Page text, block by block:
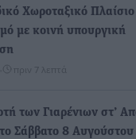
Χωροταξικό Πλαίσιο
με κοινή υπουργική
πριν 7 λεπτά
των Γιαρένιων στ’
Σάββατο 8 Αυγούστου